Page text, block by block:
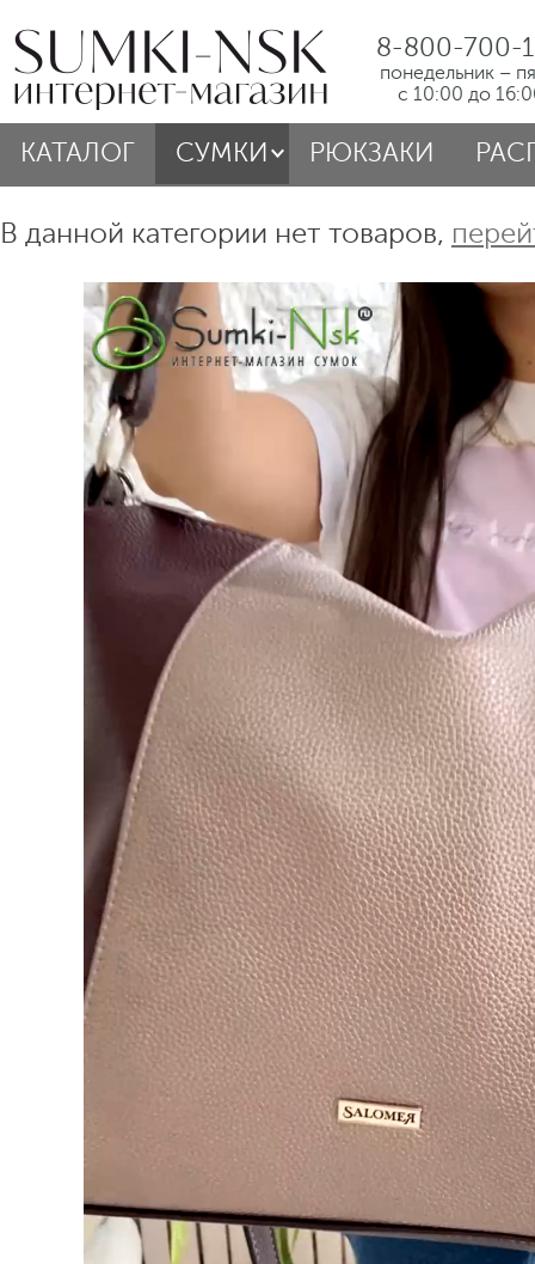
8-800-700-
понедельник –
с 10:00 до
КАТАЛОГ СУМКИ РЮКЗАКИ
В данной категории нет товаров,